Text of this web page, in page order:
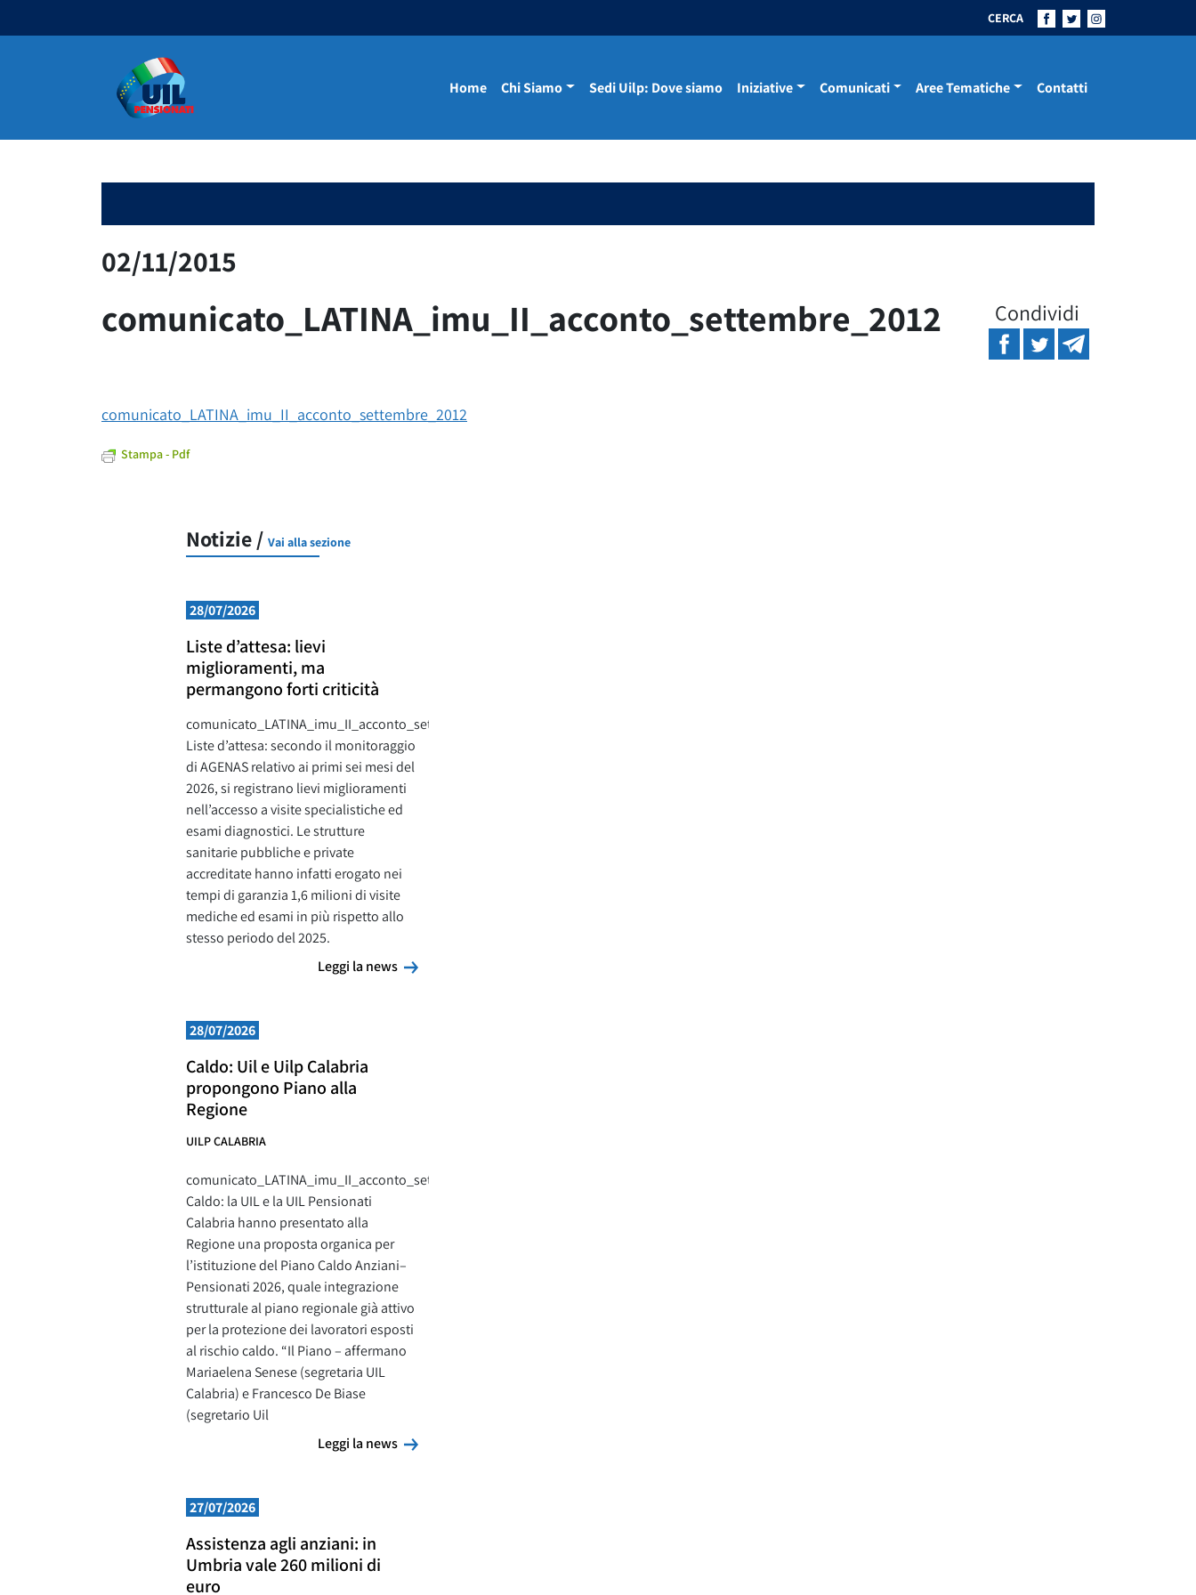
CERCA
Navigazione principale Home Chi Siamo Sedi Uilp: Dove siamo Iniziative Comunicati Aree Tematiche Contatti
02/11/2015
comunicato_LATINA_imu_II_acconto_settembre_2012 Condividi
comunicato_LATINA_imu_II_acconto_settembre_2012
Stampa - Pdf
Notizie / Vai alla sezione
28/07/2026
Liste d’attesa: lievi
miglioramenti, ma
permangono forti criticità
comunicato_LATINA_imu_II_acconto_settembre_2012
Liste d’attesa: secondo il monitoraggio
di AGENAS relativo ai primi sei mesi del
2026, si registrano lievi miglioramenti
nell’accesso a visite specialistiche ed
esami diagnostici. Le strutture
sanitarie pubbliche e private
accreditate hanno infatti erogato nei
tempi di garanzia 1,6 milioni di visite
mediche ed esami in più rispetto allo
stesso periodo del 2025.
Leggi la news
Leggi la news
28/07/2026
Caldo: Uil e Uilp Calabria
propongono Piano alla
Regione
UILP CALABRIA
comunicato_LATINA_imu_II_acconto_settembre_2012
Caldo: la UIL e la UIL Pensionati
Calabria hanno presentato alla
Regione una proposta organica per
l’istituzione del Piano Caldo Anziani–
Pensionati 2026, quale integrazione
strutturale al piano regionale già attivo
per la protezione dei lavoratori esposti
al rischio caldo. “Il Piano – affermano
Mariaelena Senese (segretaria UIL
Calabria) e Francesco De Biase
(segretario Uil
Leggi la news
Leggi la news
27/07/2026
Assistenza agli anziani: in
Umbria vale 260 milioni di
euro